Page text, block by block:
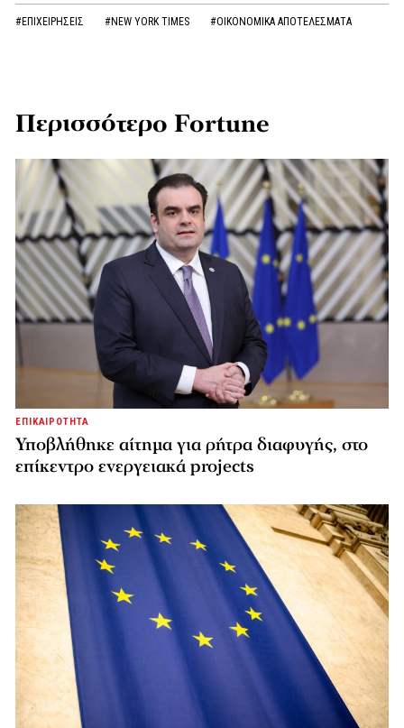
#ΕΠΙΧΕΙΡΗΣΕΙΣ #NEW YORK TIMES #ΟΙΚΟΝΟΜΙΚΑ ΑΠΟΤΕΛΕΣΜΑΤΑ
Περισσότερο Fortune
ΕΠΙΚΑΙΡΟΤΗΤΑ
Υποβλήθηκε αίτημα για ρήτρα διαφυγής, στο
επίκεντρο ενεργειακά projects